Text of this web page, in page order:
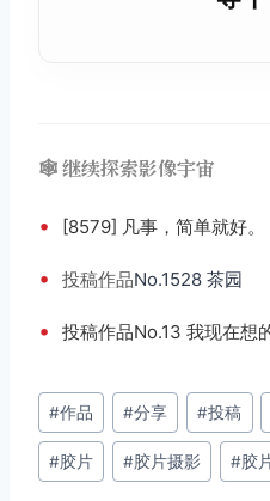
🕸️ 继续探索影像宇宙
• [8579] 凡事，简单就好。
• 投稿作品No.1528 茶园
• 投稿作品No.13 我现在想
文
章
标
#作品 #分享 #投稿
#胶片 #胶片摄影 #胶